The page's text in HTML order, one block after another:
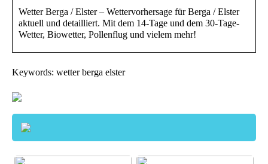
Wetter Berga / Elster – Wettervorhersage für Berga / Elster
aktuell und detailliert. Mit dem 14-Tage und dem 30-Tage-
Wetter, Biowetter, Pollenflug und vielem mehr!
Keywords: wetter berga elster